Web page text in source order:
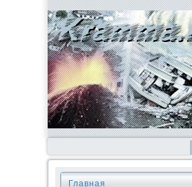
Главная